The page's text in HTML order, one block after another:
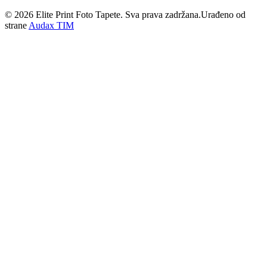
© 2026 Elite Print Foto Tapete. Sva prava zadržana.Urađeno od
strane Audax TIM